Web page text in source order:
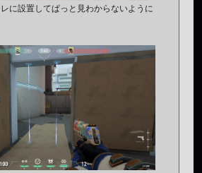
に設置してぱっと見わからないように